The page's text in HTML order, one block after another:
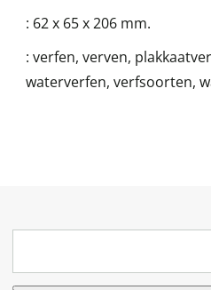
: 62 x 65 x 206 mm.
: verfen, verven,
waterverfen, verfsoorten,